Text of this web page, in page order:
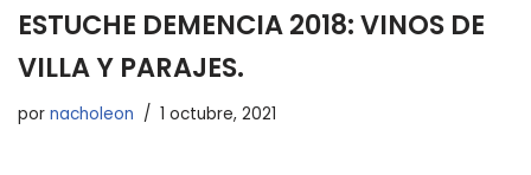
ESTUCHE DEMENCIA 2018: VINOS DE
VILLA Y PARAJES.
por nacholeon 1 octubre, 2021